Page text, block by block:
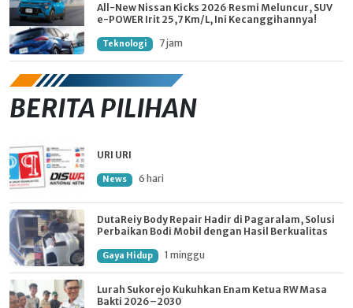
All-New Nissan Kicks 2026 Resmi Meluncur, SUV
e-POWER Irit 25,7 Km/L, Ini Kecanggihannya!
Teknologi 7 jam
BERITA PILIHAN
URI URI
News 6 hari
DutaReiy Body Repair Hadir di Pagaralam, Solusi
Perbaikan Bodi Mobil dengan Hasil Berkualitas
Gaya Hidup 1 minggu
Lurah Sukorejo Kukuhkan Enam Ketua RW Masa
Bakti 2026–2030